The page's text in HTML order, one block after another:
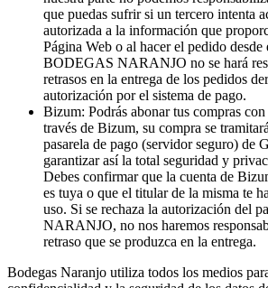
que puedas sufrir si un tercero intenta
autorizada a la información que
Página Web o al hacer el pedido desde
BODEGAS NARANJO no se hará
retrasos en la entrega de los pedidos
autorización por el sistema de pago.
Bizum: Podrás abonar tus compras
través de Bizum, su compra se
pasarela de pago (servidor seguro) de
garantizar así la total seguridad y
Debes confirmar que la cuenta de
es tuya o que el titular de la misma te
uso. Si se rechaza la autorización del
NARANJO, no nos haremos
retraso que se produzca en la entrega.
Bodegas Naranjo utiliza todos los medios